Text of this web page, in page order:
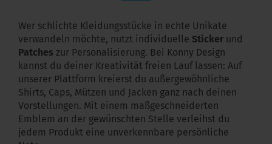
Wer schlichte Kleidungsstücke in echte Unikate
verwandeln möchte, nutzt individuelle Sticker und
Patches zur Personalisierung. Bei Konny Design
kannst du deiner Kreativität freien Lauf lassen: Auf
unserer Plattform kreierst du außergewöhnliche
Shirts, Caps, Mützen und Jacken ganz nach deinen
Vorstellungen. Mit einem maßgeschneiderten
Emblem an der gewünschten Stelle verleihst du
jedem Produkt eine unverkennbare persönliche